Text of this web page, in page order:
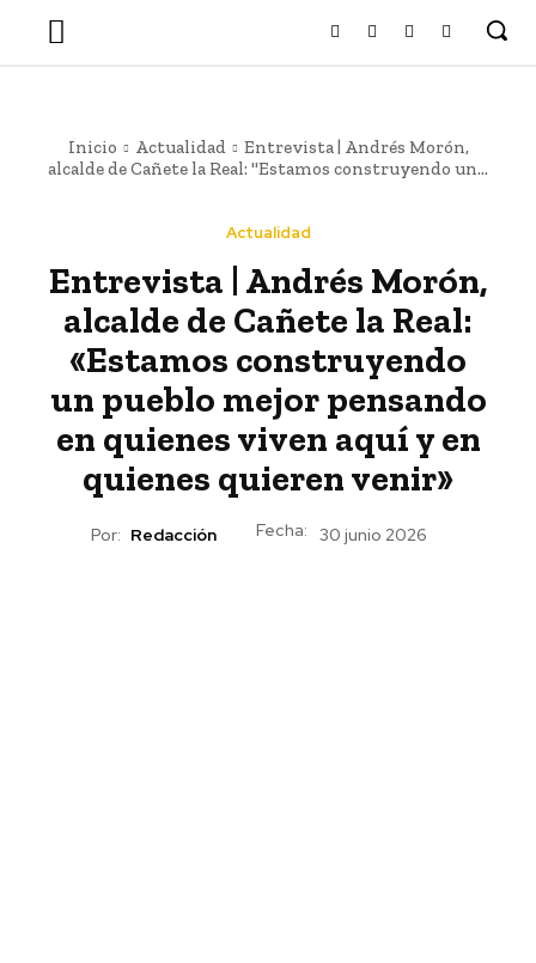
Inicio Actualidad
Entrevista | Andrés Morón,
alcalde de Cañete la Real: "Estamos construyendo un...
Actualidad
Entrevista | Andrés Morón,
alcalde de Cañete la Real:
«Estamos construyendo
un pueblo mejor pensando
en quienes viven aquí y en
quienes quieren venir»
Por: Redacción Fecha: 30 junio 2026